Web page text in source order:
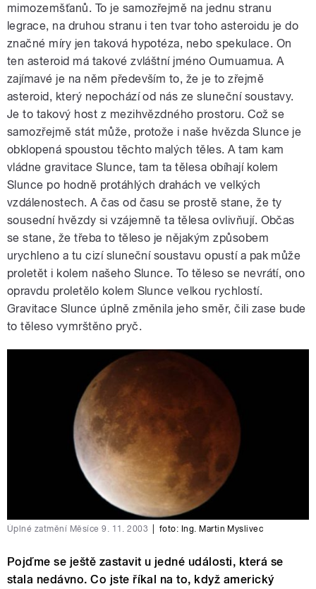
mimozemšťanů. To je samozřejmě na jednu stranu
legrace, na druhou stranu i ten tvar toho asteroidu je do
značné míry jen taková hypotéza, nebo spekulace. On
ten asteroid má takové zvláštní jméno Oumuamua. A
zajímavé je na něm především to, že je to zřejmě
asteroid, který nepochází od nás ze sluneční soustavy.
Je to takový host z mezihvězdného prostoru. Což se
samozřejmě stát může, protože i naše hvězda Slunce je
obklopená spoustou těchto malých těles. A tam kam
vládne gravitace Slunce, tam ta tělesa obíhají kolem
Slunce po hodně protáhlých drahách ve velkých
vzdálenostech. A čas od času se prostě stane, že ty
sousední hvězdy si vzájemně ta tělesa ovlivňují. Občas
se stane, že třeba to těleso je nějakým způsobem
urychleno a tu cizí sluneční soustavu opustí a pak může
proletět i kolem našeho Slunce. To těleso se nevrátí, ono
opravdu proletělo kolem Slunce velkou rychlostí.
Gravitace Slunce úplně změnila jeho směr, čili zase bude
to těleso vymrštěno pryč.
Úplné zatmění Měsíce 9. 11. 2003 foto: Ing. Martin Myslivec
Pojďme se ještě zastavit u jedné události, která se
stala nedávno. Co jste říkal na to, když americký